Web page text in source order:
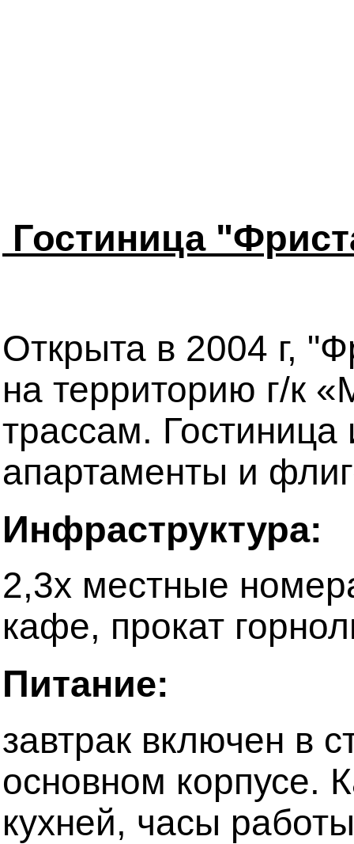
Гостиница
Открыта в 2004 г,
на территорию г/к
трассам. Гостиница
апартаменты и
Инфраструктура:
2,3х местные
кафе, прокат
Питание:
завтрак включен в
основном корпусе.
кухней, часы